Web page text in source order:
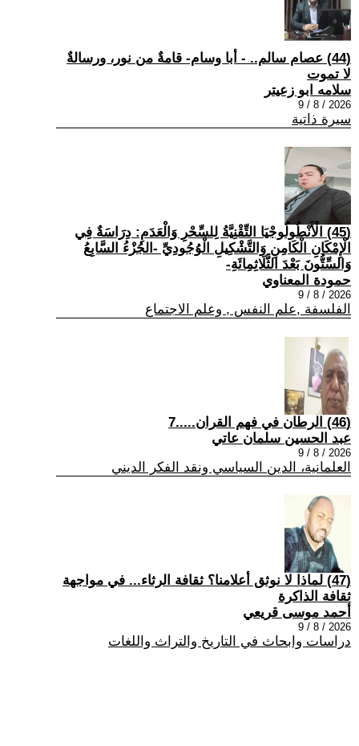
(44) عصام سالم.. - أبا وسام- قامةٌ من نور، ورسالةٌ
لا تموت
سلامه ابو زعيتر
2026 / 8 / 9
سيرة ذاتية
(45) الْأَنْطُولُوجْيَا التِّقْنِيَّةُ لِلسِّحْرِ وَالْعَدَمِ: دِرَاسَةٌ فِي
الْإِمْكَانِ الْكَامِنِ وَالتَّشْكِيلِ الْوُجُودِيِّ -الجُزْءُ السَّابِعُ
وَالسِّتُّونَ بَعْدَ الثَّلَاثِمِائَةِ-
حمودة المعناوي
2026 / 8 / 9
الفلسفة ,علم النفس , وعلم الاجتماع
(46) الرطان في فهم القران.....7
عبد الحسين سلمان عاتي
2026 / 8 / 9
العلمانية، الدين السياسي ونقد الفكر الديني
(47) لماذا لا نوثق أعلامنا؟ ثقافة الرثاء... في مواجهة
ثقافة الذاكرة
أحمد موسى قريعي
2026 / 8 / 9
دراسات وابحاث في التاريخ والتراث واللغات